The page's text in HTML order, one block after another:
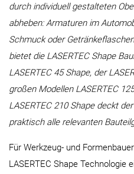
durch individuell gestalteten
abheben: Armaturen im
Schmuck oder
bietet die LASERTEC Shape
LASERTEC 45 Shape, der
großen Modellen LASERTEC
LASERTEC 210 Shape deckt
praktisch alle relevanten
Für Werkzeug- und
LASERTEC Shape